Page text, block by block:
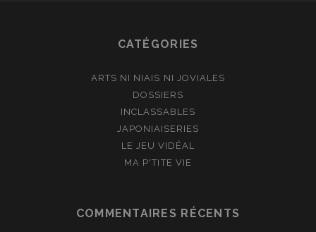
CATÉGORIES
ARTS NI NIAIS NI JOVIALES
DOSSIERS
INCLASSABLES
JAPONIAISERIES
LE JEU VIDÉAL
MA P'TITE VIE
COMMENTAIRES RÉCENTS